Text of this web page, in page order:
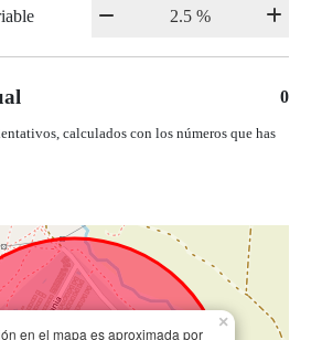
0
calculados con los números que has
en el mapa es aproximada por
×